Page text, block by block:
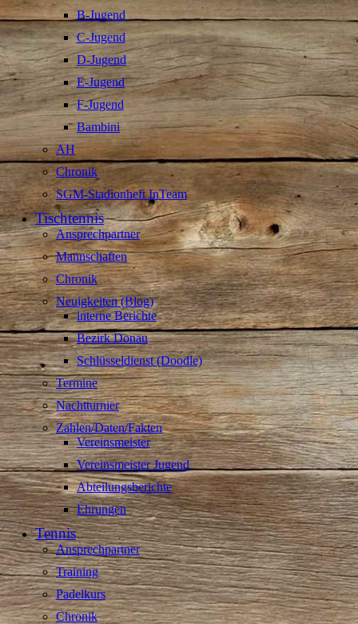
B-Jugend
C-Jugend
D-Jugend
E-Jugend
F-Jugend
Bambini
AH
Chronik
SGM-Stadionheft InTeam
Tischtennis
Ansprechpartner
Mannschaften
Chronik
Neuigkeiten (Blog)
interne Berichte
Bezirk Donau
Schlüsseldienst (Doodle)
Termine
Nachtturnier
Zahlen/Daten/Fakten
Vereinsmeister
Vereinsmeister Jugend
Abteilungsberichte
Ehrungen
Tennis
Ansprechpartner
Training
Padelkurs
Chronik